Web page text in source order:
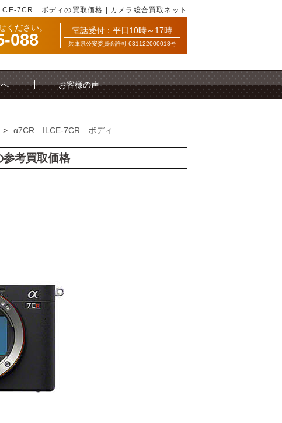
7CR ボディの買取価格 | カメラ総合買取ネット
ください。
088 電話受付：平日10時～17時
兵庫県公安委員会許可 631122000018号
お客様の声
> α7CR ILCE-7CR ボディ
考買取価格